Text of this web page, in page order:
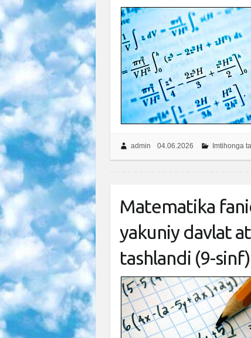
admin 04.06.2026 Imtihonga
Matematika
yakuniy davlat
tashlandi (9-sinf)